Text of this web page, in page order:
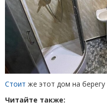
Стоит же этот дом на берегу
Читайте также: